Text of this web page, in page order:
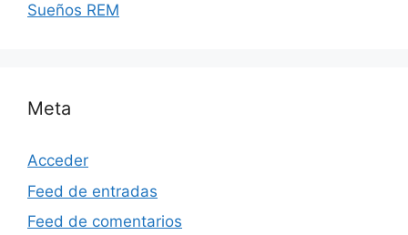
Sueños REM
Meta
Acceder
Feed de entradas
Feed de comentarios